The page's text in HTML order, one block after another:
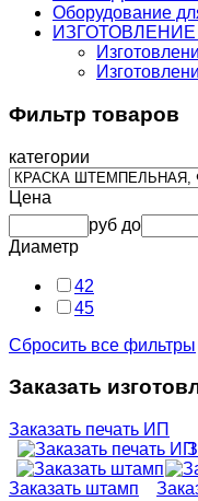
Оборудование
Фильтр товаров
категории
Цена
руб до
Диаметр
42
45
Сбросить все фильтры
Заказать
Заказать печать ИП
Заказать штамп